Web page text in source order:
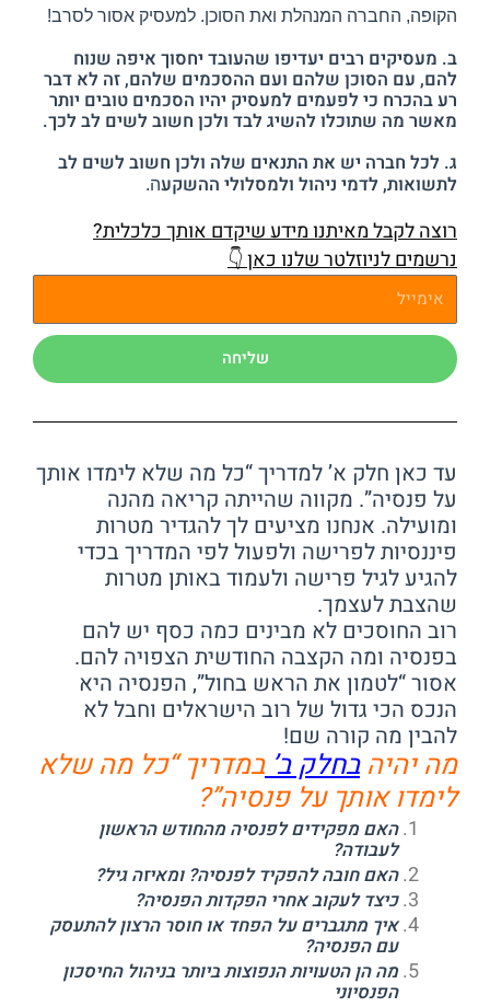
הקופה, החברה המנהלת ואת הסוכן. למעסיק אסור לסרב!
ב. מעסיקים רבים יעדיפו שהעובד יחסוך איפה שנוח
להם, עם הסוכן שלהם ועם ההסכמים שלהם, זה לא דבר
רע בהכרח כי לפעמים למעסיק יהיו הסכמים טובים יותר
מאשר מה שתוכלו להשיג לבד ולכן חשוב לשים לב לכך.
ג. לכל חברה יש את התנאים שלה ולכן חשוב לשים לב
לתשואות, לדמי ניהול ולמסלולי ההשקעה.
רוצה לקבל מאיתנו מידע שיקדם אותך כלכלית?
נרשמים לניוזלטר שלנו כאן 👇
שליחה
עד כאן חלק א’ למדריך “כל מה שלא לימדו אותך
על פנסיה”. מקווה שהייתה קריאה מהנה
ומועילה. אנחנו מציעים לך להגדיר מטרות
פיננסיות לפרישה ולפעול לפי המדריך בכדי
להגיע לגיל פרישה ולעמוד באותן מטרות
שהצבת לעצמך.
רוב החוסכים לא מבינים כמה כסף יש להם
בפנסיה ומה הקצבה החודשית הצפויה להם.
אסור “לטמון את הראש בחול”, הפנסיה היא
הנכס הכי גדול של רוב הישראלים וחבל לא
להבין מה קורה שם!
מה יהיהבחלק ב’במדריך “כל מה שלא
לימדו אותך על פנסיה”?
האם מפקידים לפנסיה מהחודש הראשון
לעבודה?
האם חובה להפקיד לפנסיה? ומאיזה גיל?
כיצד לעקוב אחרי הפקדות הפנסיה?
איך מתגברים על הפחד או חוסר הרצון להתעסק
עם הפנסיה?
מה הן הטעויות הנפוצות ביותר בניהול החיסכון
הפנסיוני